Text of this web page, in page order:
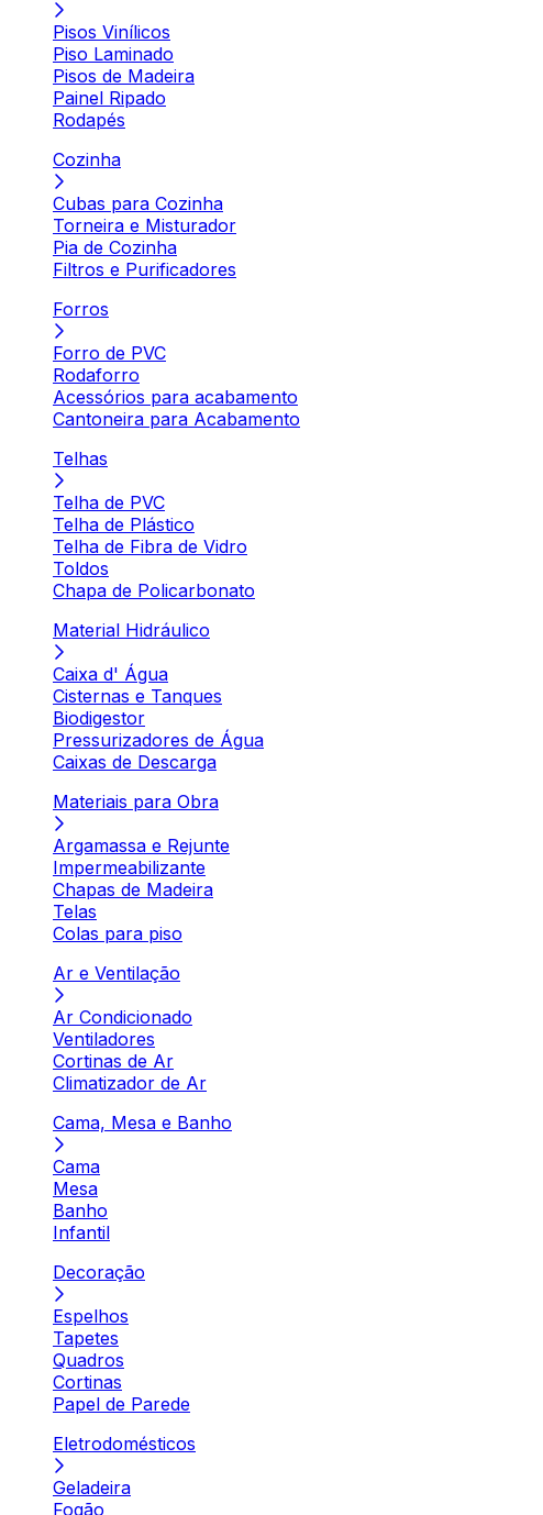
Pisos Vinílicos
Piso Laminado
Pisos de Madeira
Painel Ripado
Rodapés
Cozinha
Cubas para Cozinha
Torneira e Misturador
Pia de Cozinha
Filtros e Purificadores
Forros
Forro de PVC
Rodaforro
Acessórios para acabamento
Cantoneira para Acabamento
Telhas
Telha de PVC
Telha de Plástico
Telha de Fibra de Vidro
Toldos
Chapa de Policarbonato
Material Hidráulico
Caixa d' Água
Cisternas e Tanques
Biodigestor
Pressurizadores de Água
Caixas de Descarga
Materiais para Obra
Argamassa e Rejunte
Impermeabilizante
Chapas de Madeira
Telas
Colas para piso
Ar e Ventilação
Ar Condicionado
Ventiladores
Cortinas de Ar
Climatizador de Ar
Cama, Mesa e Banho
Cama
Mesa
Banho
Infantil
Decoração
Espelhos
Tapetes
Quadros
Cortinas
Papel de Parede
Eletrodomésticos
Geladeira
Fogão